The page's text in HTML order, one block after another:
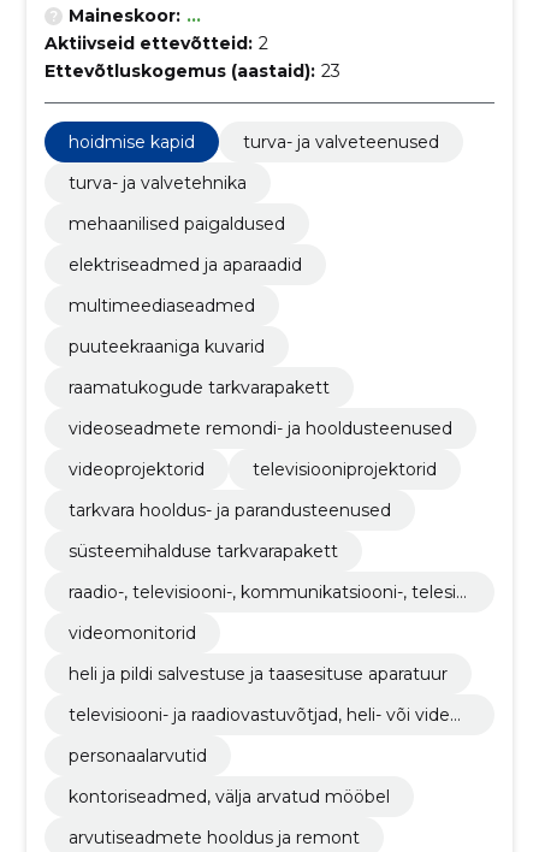
Maineskoor: ...
Aktiivseid ettevõtteid: 2
Ettevõtluskogemus (aastaid): 23
hoidmise kapid
turva- ja valveteenused
turva- ja valvetehnika
mehaanilised paigaldused
elektriseadmed ja aparaadid
multimeediaseadmed
puuteekraaniga kuvarid
raamatukogude tarkvarapakett
videoseadmete remondi- ja hooldusteenused
videoprojektorid
televisiooniprojektorid
tarkvara hooldus- ja parandusteenused
süsteemihalduse tarkvarapakett
raadio-, televisiooni-, kommunikatsiooni-, telesid
videomonitorid
heli ja pildi salvestuse ja taasesituse aparatuur
televisiooni- ja raadiovastuvõtjad, heli- või videos
personaalarvutid
kontoriseadmed, välja arvatud mööbel
arvutiseadmete hooldus ja remont